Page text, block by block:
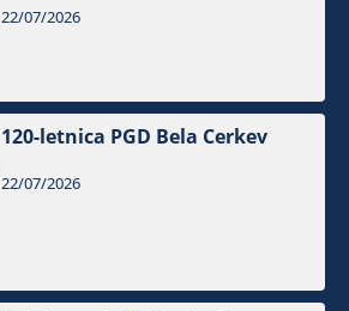
22/07/2026
120-letnica PGD Bela Cerkev
22/07/2026